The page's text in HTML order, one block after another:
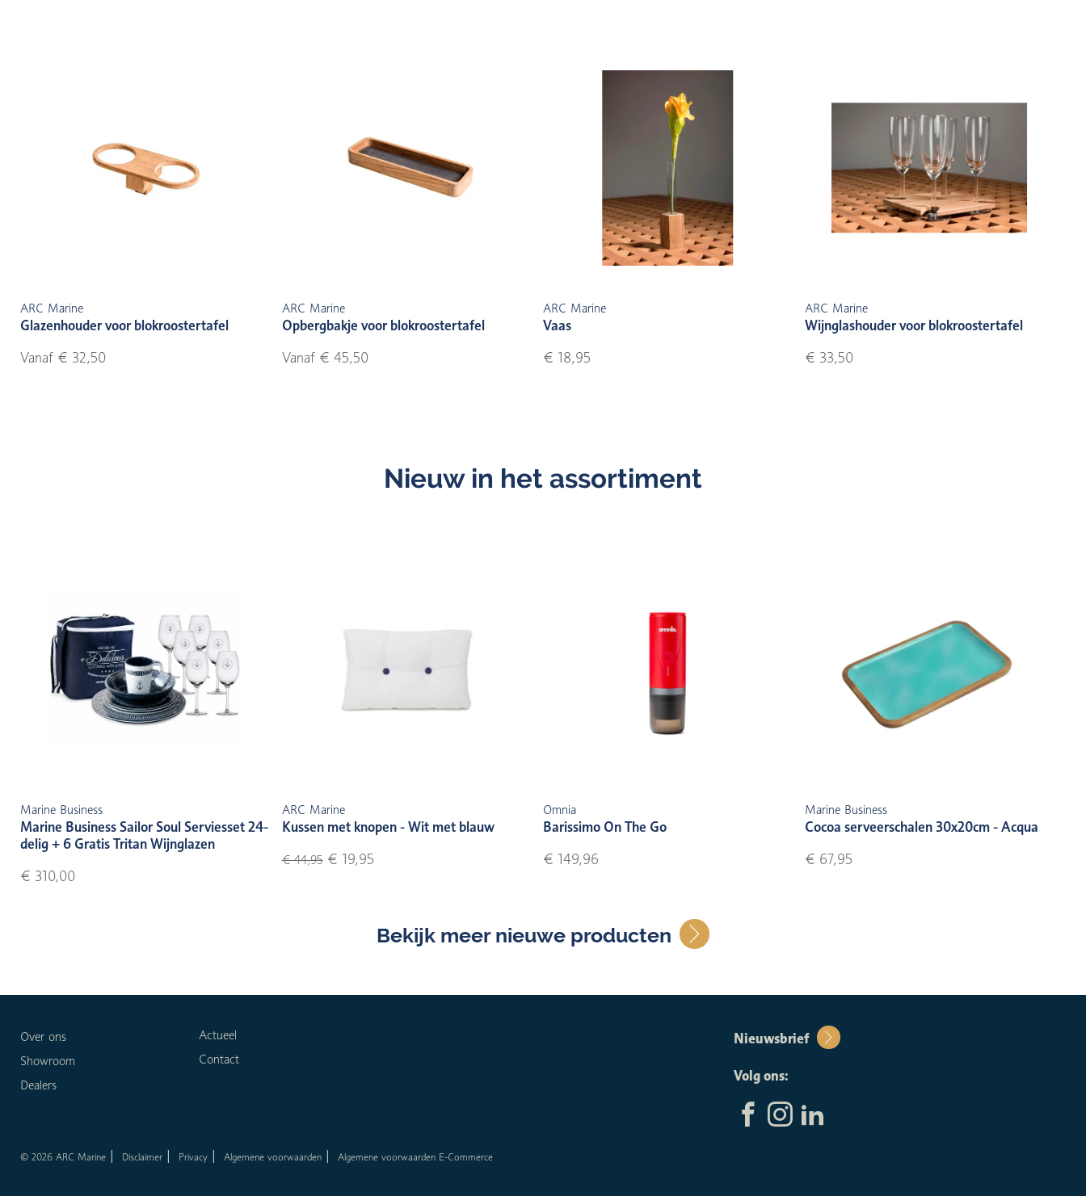
ARC Marine
Glazenhouder voor blokroostertafel
Vanaf € 32,50
ARC Marine
Opbergbakje voor blokroostertafel
Vanaf € 45,50
ARC Marine
Vaas
€ 18,95
ARC Marine
Wijnglashouder voor blokroostertafel
€ 33,50
Nieuw in het assortiment
Marine Business
Marine Business Sailor Soul Serviesset 24-
delig + 6 Gratis Tritan Wijnglazen
€ 310,00
ARC Marine
Kussen met knopen - Wit met blauw
€ 44,95€ 19,95
Omnia
Barissimo On The Go
€ 149,96
Marine Business
Cocoa serveerschalen 30x20cm - Acqua
€ 67,95
Bekijk meer nieuwe producten
Over ons
Showroom
Dealers
Actueel
Contact
Nieuwsbrief
Volg ons:
© 2026 ARC Marine Disclaimer Privacy Algemene voorwaarden Algemene voorwaarden E-Commerce